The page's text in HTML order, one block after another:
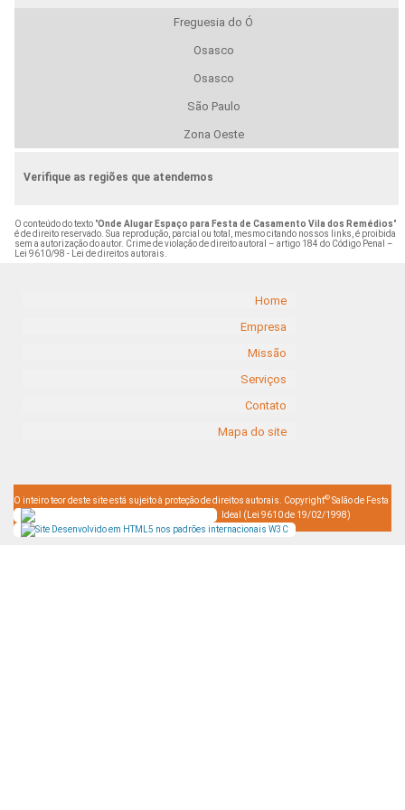
Freguesia do Ó
Osasco
Osasco
São Paulo
Zona Oeste
Verifique as regiões que atendemos
O conteúdo do texto "Onde Alugar Espaço para Festa de Casamento Vila dos Remédios"
é de direito reservado. Sua reprodução, parcial ou total, mesmo citando nossos links, é proibida
sem a autorização do autor. Crime de violação de direito autoral – artigo 184 do Código Penal –
Lei 9610/98 - Lei de direitos autorais
Home
Empresa
Missão
Serviços
Contato
Mapa do site
O inteiro teor deste site está sujeito à proteção de direitos autorais. Copyright© Salão de Festa
Ideal (Lei 9610 de 19/02/1998)